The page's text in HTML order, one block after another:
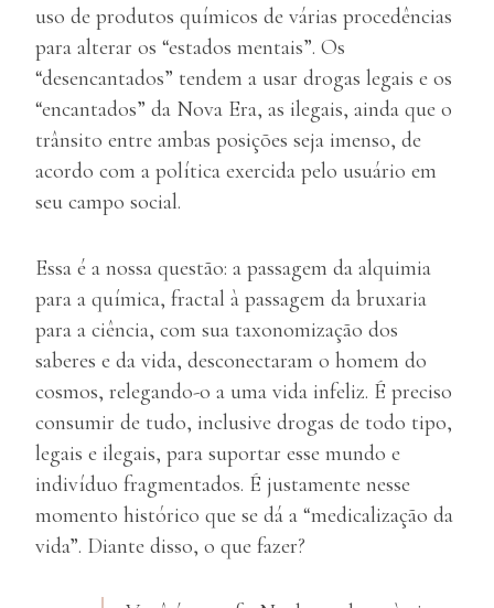
uso de produtos químicos de várias procedências
para alterar os “estados mentais”. Os
“desencantados” tendem a usar drogas legais e os
“encantados” da Nova Era, as ilegais, ainda que o
trânsito entre ambas posições seja imenso, de
acordo com a política exercida pelo usuário em
seu campo social.
Essa é a nossa questão: a passagem da alquimia
para a química, fractal à passagem da bruxaria
para a ciência, com sua taxonomização dos
saberes e da vida, desconectaram o homem do
cosmos, relegando-o a uma vida infeliz. É preciso
consumir de tudo, inclusive drogas de todo tipo,
legais e ilegais, para suportar esse mundo e
indivíduo fragmentados. É justamente nesse
momento histórico que se dá a “medicalização da
vida”. Diante disso, o que fazer?